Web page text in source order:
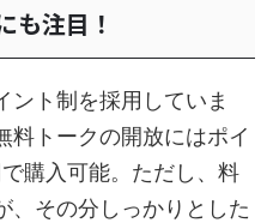
も注目！
ント制を採用していま
料トークの開放にはポイ
購入可能。ただし、料
、その分しっかりとした